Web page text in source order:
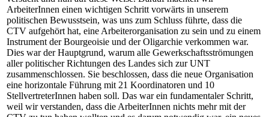
ArbeiterInnen einen wichtigen Schritt vorwärts in unserem
politischen Bewusstsein, was uns zum Schluss führte, dass die
CTV aufgehört hat, eine Arbeiterorganisation zu sein und zu einem
Instrument der Bourgeoisie und der Oligarchie verkommen war.
Dies war der Hauptgrund, warum alle Gewerkschaftsströmungen
aller politischer Richtungen des Landes sich zur UNT
zusammenschlossen. Sie beschlossen, dass die neue Organisation
eine horizontale Führung mit 21 Koordinatoren und 10
StellvertreterInnen haben soll. Das war ein fundamentaler Schritt,
weil wir verstanden, dass die ArbeiterInnen nichts mehr mit der